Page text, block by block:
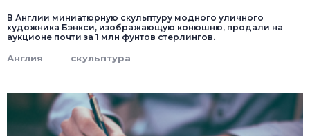
В Англии миниатюрную скульптуру модного уличного
художника Бэнкси, изображающую конюшню, продали на
аукционе почти за 1 млн фунтов стерлингов.
Англия скульптура